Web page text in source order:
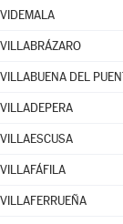
VIDEMALA
VILLABRÁZARO
VILLABUENA DEL
VILLADEPERA
VILLAESCUSA
VILLAFÁFILA
VILLAFERRUEÑA